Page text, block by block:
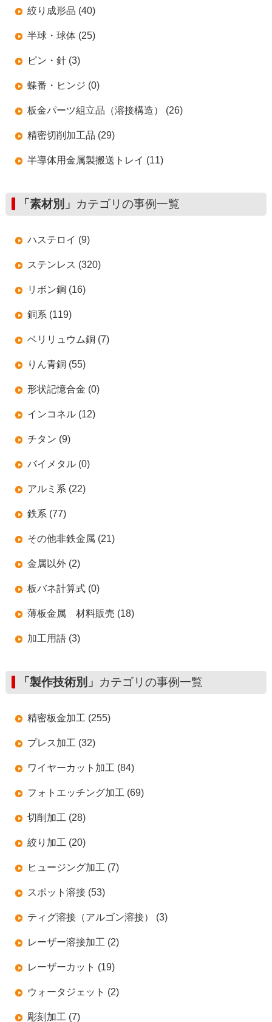
絞り成形品 (40)
半球・球体 (25)
ピン・針 (3)
蝶番・ヒンジ (0)
板金パーツ組立品（溶接構造） (26)
精密切削加工品 (29)
半導体用金属製搬送トレイ (11)
「素材別」 カテゴリの事例一覧
ハステロイ (9)
ステンレス (320)
リボン鋼 (16)
銅系 (119)
ベリリュウム銅 (7)
りん青銅 (55)
形状記憶合金 (0)
インコネル (12)
チタン (9)
バイメタル (0)
アルミ系 (22)
鉄系 (77)
その他非鉄金属 (21)
金属以外 (2)
板バネ計算式 (0)
薄板金属 材料販売 (18)
加工用語 (3)
「製作技術別」 カテゴリの事例一覧
精密板金加工 (255)
プレス加工 (32)
ワイヤーカット加工 (84)
フォトエッチング加工 (69)
切削加工 (28)
絞り加工 (20)
ヒュージング加工 (7)
スポット溶接 (53)
ティグ溶接（アルゴン溶接） (3)
レーザー溶接加工 (2)
レーザーカット (19)
ウォータジェット (2)
彫刻加工 (7)